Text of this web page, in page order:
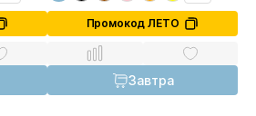
Промокод ЛЕТО
Завтра